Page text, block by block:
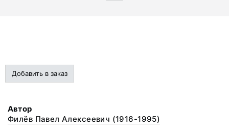
Добавить в заказ
Автор
Филёв Павел Алексеевич (1916-1995)